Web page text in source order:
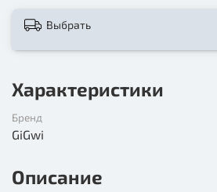
Выбрать
Характеристики
Бренд
GiGwi
Описание